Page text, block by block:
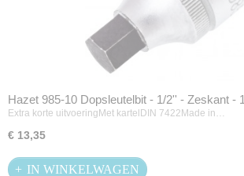
Hazet 985-10 Dopsleutelbit - 1/2'' - Zeskant -
Extra korte uitvoeringMet kartelDIN 7422Made in…
€ 13,35
IN WINKELWAGEN